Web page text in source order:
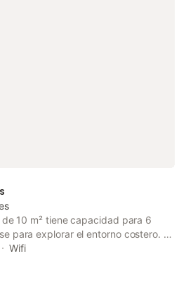
10 m² tiene capacidad para 6
para explorar el entorno costero. La
km de la playa y de la Playa de
de la ciudad está a 3 km. La
Wifi